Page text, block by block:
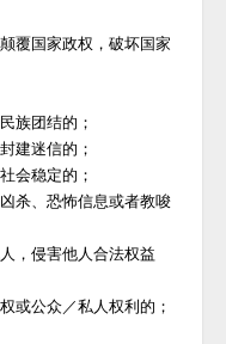
覆国家政权，破坏国家
族团结的；
建迷信的；
会稳定的；
杀、恐怖信息或者教唆
，侵害他人合法权益
或公众／私人权利的；